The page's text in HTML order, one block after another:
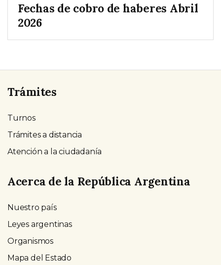
Fechas de cobro de haberes Abril
2026
Trámites
Turnos
Trámites a distancia
Atención a la ciudadanía
Acerca de la República Argentina
Nuestro país
Leyes argentinas
Organismos
Mapa del Estado